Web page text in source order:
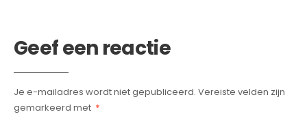
Geef een reactie
Je e-mailadres wordt niet gepubliceerd. Vereiste velden zijn
gemarkeerd met *